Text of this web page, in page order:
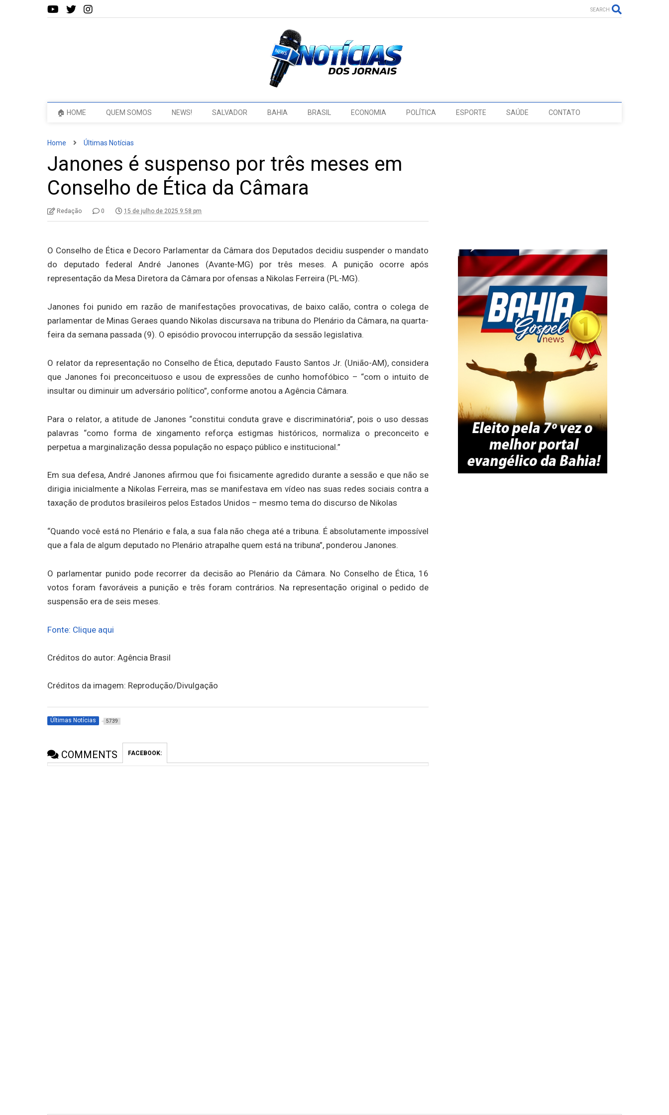
SEARCH
🏠 HOME QUEM SOMOS NEWS! SALVADOR BAHIA BRASIL ECONOMIA POLÍTICA ESPORTE SAÚDE CONTATO
Home Últimas Notícias
Janones é suspenso por três meses em
Conselho de Ética da Câmara
Redação 0 15 de julho de 2025 9:58 pm
O Conselho de Ética e Decoro Parlamentar da Câmara dos Deputados decidiu suspender o mandato
do deputado federal André Janones (Avante-MG) por três meses. A punição ocorre após
representação da Mesa Diretora da Câmara por ofensas a Nikolas Ferreira (PL-MG).
Janones foi punido em razão de manifestações provocativas, de baixo calão, contra o colega de
parlamentar de Minas Geraes quando Nikolas discursava na tribuna do Plenário da Câmara, na quarta-
feira da semana passada (9). O episódio provocou interrupção da sessão legislativa.
O relator da representação no Conselho de Ética, deputado Fausto Santos Jr. (União-AM), considera
que Janones foi preconceituoso e usou de expressões de cunho homofóbico – “com o intuito de
insultar ou diminuir um adversário político”, conforme anotou a Agência Câmara.
Para o relator, a atitude de Janones “constitui conduta grave e discriminatória”, pois o uso dessas
palavras “como forma de xingamento reforça estigmas históricos, normaliza o preconceito e
perpetua a marginalização dessa população no espaço público e institucional.”
Em sua defesa, André Janones afirmou que foi fisicamente agredido durante a sessão e que não se
dirigia inicialmente a Nikolas Ferreira, mas se manifestava em vídeo nas suas redes sociais contra a
taxação de produtos brasileiros pelos Estados Unidos – mesmo tema do discurso de Nikolas
“Quando você está no Plenário e fala, a sua fala não chega até a tribuna. É absolutamente impossível
que a fala de algum deputado no Plenário atrapalhe quem está na tribuna”, ponderou Janones.
O parlamentar punido pode recorrer da decisão ao Plenário da Câmara. No Conselho de Ética, 16
votos foram favoráveis a punição e três foram contrários. Na representação original o pedido de
suspensão era de seis meses.
Fonte: Clique aqui
Créditos do autor: Agência Brasil
Créditos da imagem: Reprodução/Divulgação
Últimas Notícias 5739
COMMENTS FACEBOOK: